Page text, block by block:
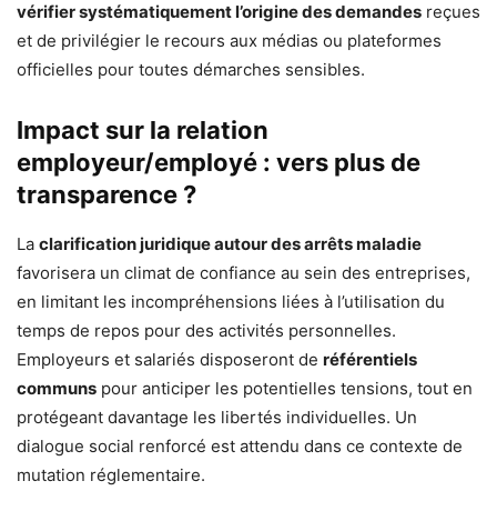
vérifier systématiquement l’origine des demandes reçues
et de privilégier le recours aux médias ou plateformes
officielles pour toutes démarches sensibles.
Impact sur la relation
employeur/employé : vers plus de
transparence ?
La clarification juridique autour des arrêts maladie
favorisera un climat de confiance au sein des entreprises,
en limitant les incompréhensions liées à l’utilisation du
temps de repos pour des activités personnelles.
Employeurs et salariés disposeront de référentiels
communs pour anticiper les potentielles tensions, tout en
protégeant davantage les libertés individuelles. Un
dialogue social renforcé est attendu dans ce contexte de
mutation réglementaire.